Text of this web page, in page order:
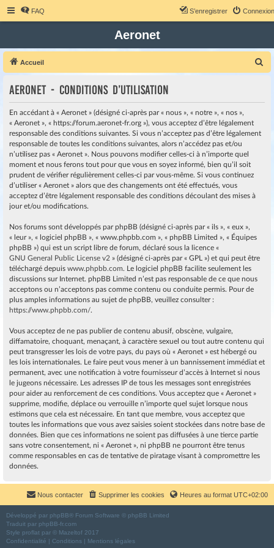
FAQ Connexion
S’enregistrer
Aeronet
Accueil
Aeronet - Conditions d’utilisation
En accédant à « Aeronet » (désigné ci-après par « nous », « notre », « nos »,
« Aeronet », « https://forum.aeronet-fr.org »), vous acceptez d’être légalement
responsable des conditions suivantes. Si vous n’acceptez pas d’être légalement
responsable de toutes les conditions suivantes, alors n’accédez pas et/ou
n’utilisez pas « Aeronet ». Nous pouvons modifier celles-ci à n’importe quel
moment et nous ferons tout pour que vous en soyez informé, bien qu’il soit
prudent de vérifier régulièrement celles-ci par vous-même. Si vous continuez
d’utiliser « Aeronet » alors que des changements ont été effectués, vous
acceptez d’être légalement responsable des conditions découlant des mises à
jour et/ou modifications.
Nos forums sont développés par phpBB (désigné ci-après par « ils », « eux »,
« leur », « logiciel phpBB », « www.phpbb.com », « phpBB Limited », « Équipes
phpBB ») qui est un script libre de forum, déclaré sous la licence «
GNU General Public License v2 » (désigné ci-après par « GPL ») et qui peut être
téléchargé depuis www.phpbb.com. Le logiciel phpBB facilite seulement les
discussions sur Internet. phpBB Limited n’est pas responsable de ce que nous
acceptons ou n’acceptons pas comme contenu ou conduite permis. Pour de
plus amples informations au sujet de phpBB, veuillez consulter :
https://www.phpbb.com/.
Vous acceptez de ne pas publier de contenu abusif, obscène, vulgaire,
diffamatoire, choquant, menaçant, à caractère sexuel ou tout autre contenu qui
peut transgresser les lois de votre pays, du pays où « Aeronet » est hébergé ou
les lois internationales. Le faire peut vous mener à un bannissement immédiat et
permanent, avec une notification à votre fournisseur d’accès à Internet si nous
le jugeons nécessaire. Les adresses IP de tous les messages sont enregistrées
pour aider au renforcement de ces conditions. Vous acceptez que « Aeronet »
supprime, modifie, déplace ou verrouille n’importe quel sujet lorsque nous
estimons que cela est nécessaire. En tant que membre, vous acceptez que
toutes les informations que vous avez saisies soient stockées dans notre base de
données. Bien que ces informations ne soient pas diffusées à une tierce partie
sans votre consentement, ni « Aeronet », ni phpBB ne pourront être tenus
comme responsables en cas de tentative de piratage visant à compromettre les
données.
Heures au format UTC+02:00
Supprimer les cookies
Nous contacter
Développé par phpBB® Forum Software © phpBB Limited
Traduit par phpBB-fr.com
Style proflat par © Mazeltof 2017
Confidentialité | Conditions | Mentions légales